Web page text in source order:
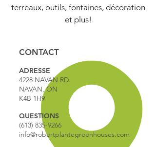
terreaux, outils, fontaines, décoration
et plus!
CONTACT
ADRESSE
4228 NAVAN RD.
NAVAN, ON
K4B 1H9
QUESTIONS
(613) 835-9266
info@robertplantegreenhouses.com